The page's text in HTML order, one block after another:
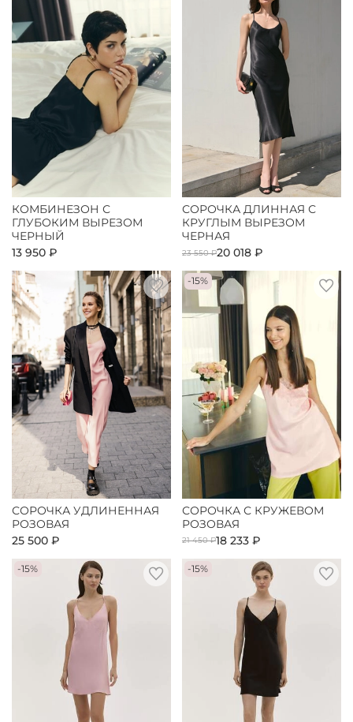
КОМБИНЕЗОН С
ГЛУБОКИМ ВЫРЕЗОМ
ЧЕРНЫЙ
13 950 ₽
СОРОЧКА ДЛИННАЯ С
КРУГЛЫМ ВЫРЕЗОМ
ЧЕРНАЯ
23 550 ₽20 018 ₽
СОРОЧКА УДЛИНЕННАЯ
РОЗОВАЯ
25 500 ₽
-15%
СОРОЧКА С КРУЖЕВОМ
РОЗОВАЯ
21 450 ₽18 233 ₽
-15% -15%